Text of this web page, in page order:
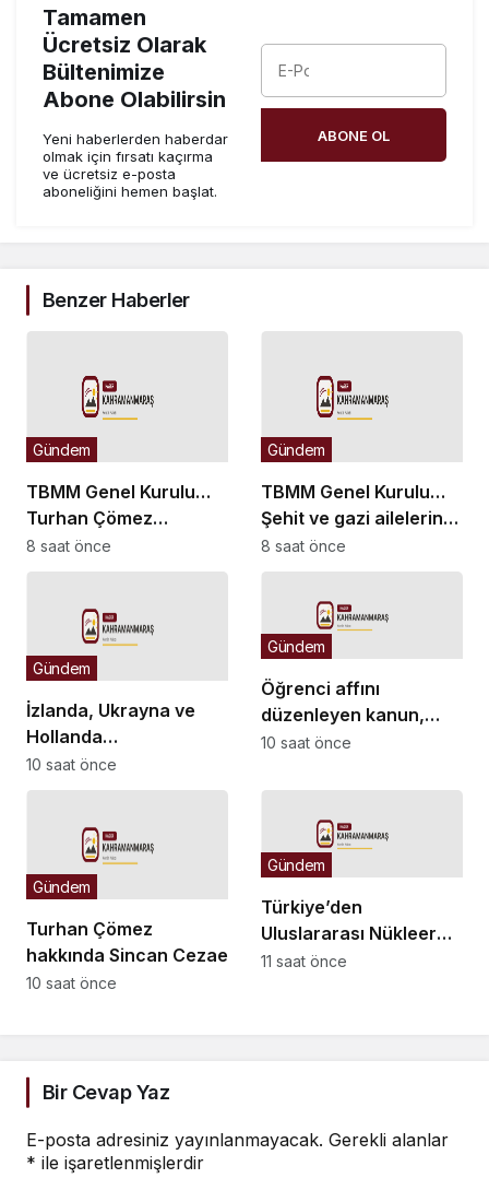
Tamamen
Ücretsiz Olarak
Bültenimize
Abone Olabilirsin
Yeni haberlerden haberdar
olmak için fırsatı kaçırma
ve ücretsiz e-posta
aboneliğini hemen başlat.
ABONE OL
Benzer Haberler
TBMM Genel Kurulu…
Turhan Çömez
hakkında başlatılan
soruşturma “kürsü
tartışmasına neden
Gündem
8 saat önce
TBMM Genel Kurulu…
Şehit ve gazi ailelerine
yönelik düzenlemeleri
içeren kanun teklifinin
görüşmeleri başladı
Gündem
8 saat önce
İzlanda, Ukrayna ve
Hollanda
büyükelçilikleri ile BM
Cenevre Ofisi Daimi
Gündem
10 saat önce
Öğrenci affını
düzenleyen kanun,
Resmi Gazete’de
Gündem
10 saat önce
Turhan Çömez
hakkında Sincan Cezaevi’nde
isyan çıktığı yönündeki
Gündem
10 saat önce
Türkiye’den
Uluslararası Nükleer
Bilim Olimpiyatı’nda 1
Gündem
11 saat önce
Bir Cevap Yaz
E-posta adresiniz yayınlanmayacak. Gerekli alanlar
* ile işaretlenmişlerdir